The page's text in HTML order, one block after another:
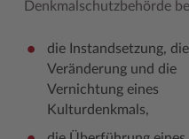
#MeinStormarn
Denkmalschutzbehörde
die Instandsetzung, die
Veränderung und die
Vernichtung eines
Kulturdenkmals,